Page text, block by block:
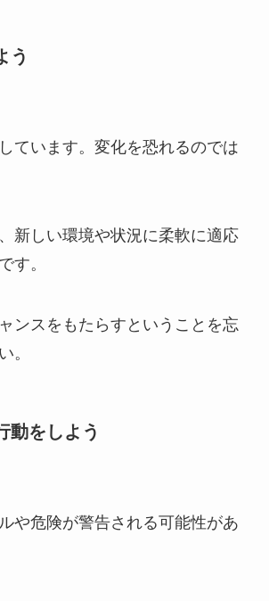
う
ています。変化を恐れるのでは
新しい環境や状況に柔軟に適応
す。
ンスをもたらすということを忘
。
動をしよう
や危険が警告される可能性があ